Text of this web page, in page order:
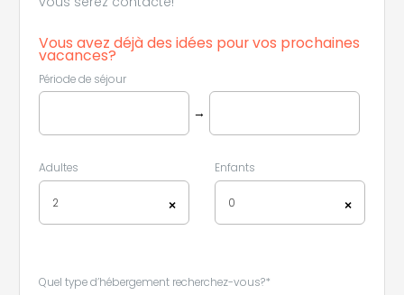
Vous avez déjà des idées pour vos prochaines
vacances?
Période de séjour
→
Adultes
×
2
Enfants
×
0
Quel type d’hébergement recherchez-vous?*